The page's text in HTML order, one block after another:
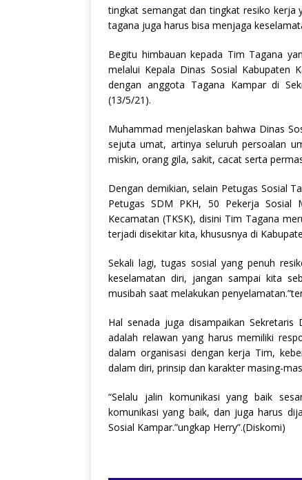
c
e
b
o
o
at
s
A
p
p
it
te
r
n
t
ai
l
ai
l
tingkat semangat dan tingkat resiko kerja
tagana juga harus bisa menjaga
Begitu himbauan kepada Tim Tagana
melalui Kepala Dinas Sosial Kabupaten
dengan anggota Tagana Kampar di
(13/5/21).
Muhammad menjelaskan bahwa Dinas
sejuta umat, artinya seluruh persoalan
miskin, orang gila, sakit, cacat serta
Dengan demikian, selain Petugas Sosial
Petugas SDM PKH, 50 Pekerja Sosial
Kecamatan (TKSK), disini Tim Tagana
terjadi disekitar kita, khususnya di
Sekali lagi, tugas sosial yang penuh
keselamatan diri, jangan sampai kita
musibah saat melakukan
Hal senada juga disampaikan
adalah relawan yang harus memiliki
dalam organisasi dengan kerja Tim,
dalam diri, prinsip dan karakter masing-
“Selalu jalin komunikasi yang baik
komunikasi yang baik, dan juga harus
Sosial Kampar.”ungkap Herry”.(Diskomi)